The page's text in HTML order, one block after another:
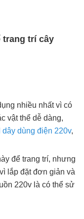
trang trí cây
nhiều nhất vì có
vật thể dễ dàng,
dây dùng điện 220v,
để trang trí, nhưng
lắp đặt đơn giản và
220v là có thể sử